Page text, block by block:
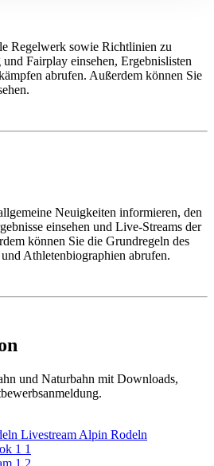
Regelwerk sowie Richtlinien zu
Fairplay einsehen, Ergebnislisten
abrufen. Außerdem können Sie
Neuigkeiten informieren, den
einsehen und Live-Streams der
können Sie die Grundregeln des
Athletenbiographien abrufen.
und Naturbahn mit Downloads,
Livestream Alpin Rodeln